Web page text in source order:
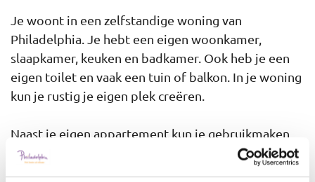
Je woont in een zelfstandige woning van
Philadelphia. Je hebt een eigen woonkamer,
slaapkamer, keuken en badkamer. Ook heb je een
eigen toilet en vaak een tuin of balkon. In je woning
kun je rustig je eigen plek creëren.
Naast je eigen appartement kun je gebruikmaken
van een gezamenlijke woonkamer en keuken bij het
steunpunt. Dit is een plek waar je anderen kunt